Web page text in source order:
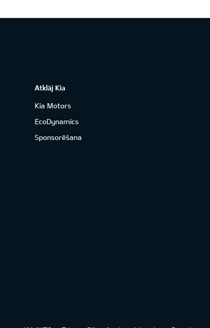
Atklāj Kia
Kia Motors
EcoDynamics
Sponsorēšana